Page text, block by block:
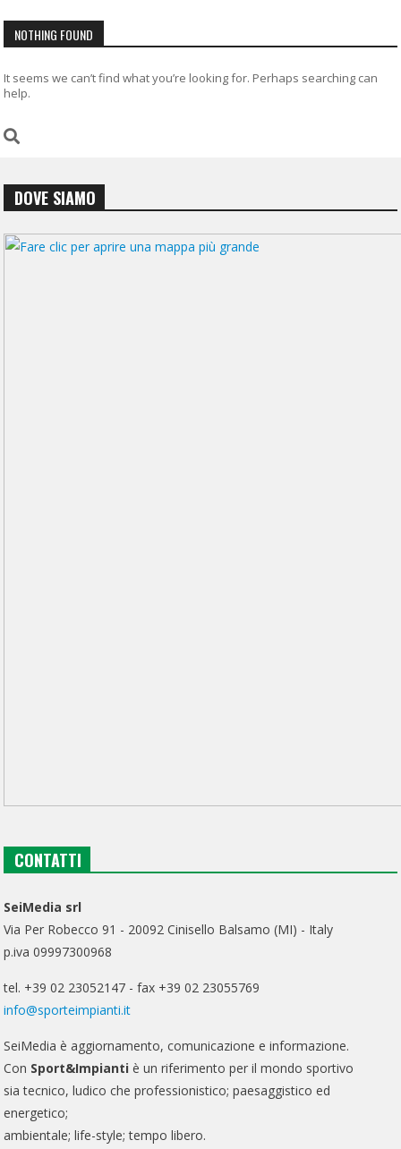
NOTHING FOUND
It seems we can’t find what you’re looking for. Perhaps searching can
help.
DOVE SIAMO
CONTATTI
SeiMedia srl
Via Per Robecco 91 - 20092 Cinisello Balsamo (MI) - Italy
p.iva 09997300968
tel. +39 02 23052147 - fax +39 02 23055769
info@sporteimpianti.it
SeiMedia è aggiornamento, comunicazione e informazione.
Con Sport&Impianti è un riferimento per il mondo sportivo
sia tecnico, ludico che professionistico; paesaggistico ed
energetico;
ambientale; life-style; tempo libero.